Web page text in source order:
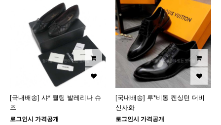
[국내배송] 샤* 퀄팅 발레리나 슈
즈
로그인시 가격공개
[국내배송] 루*비통 켄싱턴 더비
신사화
로그인시 가격공개